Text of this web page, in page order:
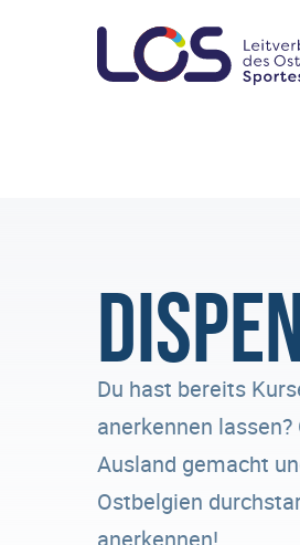
Du hast bereits
anerkennen
Ausland gemacht
Ostbelgien
anerkennen!